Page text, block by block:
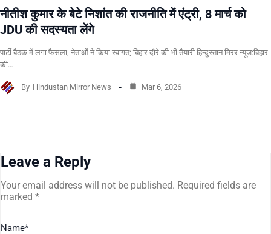
नीतीश कुमार के बेटे निशांत की राजनीति में एंट्री, 8 मार्च को
JDU की सदस्यता लेंगे
पार्टी बैठक में लगा फैसला, नेताओं ने किया स्वागत; बिहार दौरे की भी तैयारी हिन्दुस्तान मिरर न्यूज:बिहार
की…
By Hindustan Mirror News Mar 6, 2026
Leave a Reply
Your email address will not be published. Required fields are
marked *
Name*